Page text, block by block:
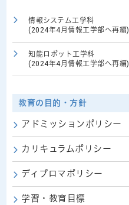
情報システム工学科
(2024年4月情報工学部へ再編)
知能ロボット工学科
(2024年4月情報工学部へ再編)
教育の目的・方針
アドミッションポリシー
カリキュラムポリシー
ディプロマポリシー
学習・教育目標